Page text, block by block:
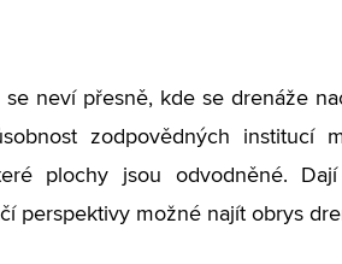
neví přesně, kde se drenáže
zodpovědných institucí
plochy jsou odvodněné.
perspektivy možné najít obrys